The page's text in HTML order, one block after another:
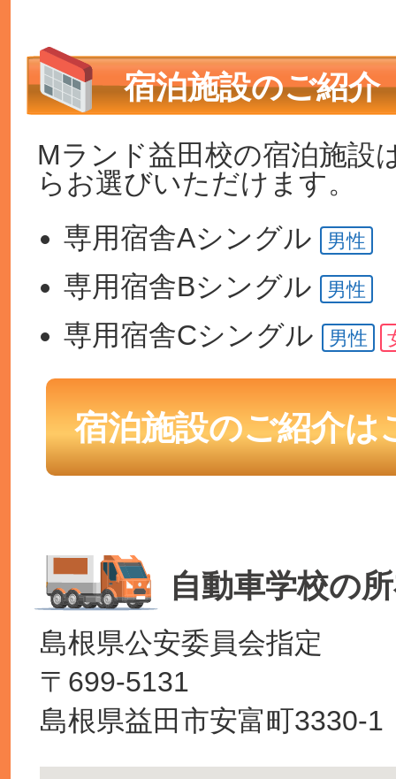
宿泊施設のご紹介
Mランド益田校の宿泊施設
らお選びいただけます。
専用宿舎Aシングル 男性
専用宿舎Bシングル 男性
専用宿舎Cシングル 男性
宿泊施設のご紹介は
自動車学校の
島根県公安委員会指定
〒699-5131
島根県益田市安富町3330-1